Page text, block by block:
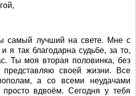
самый лучший на свете. Мне с
я так благодарна судьбе, за то,
Ты моя вторая половинка, без
представляю своей жизни. Все
а со всеми неудачами
вдвоём. Сегодня у тебя